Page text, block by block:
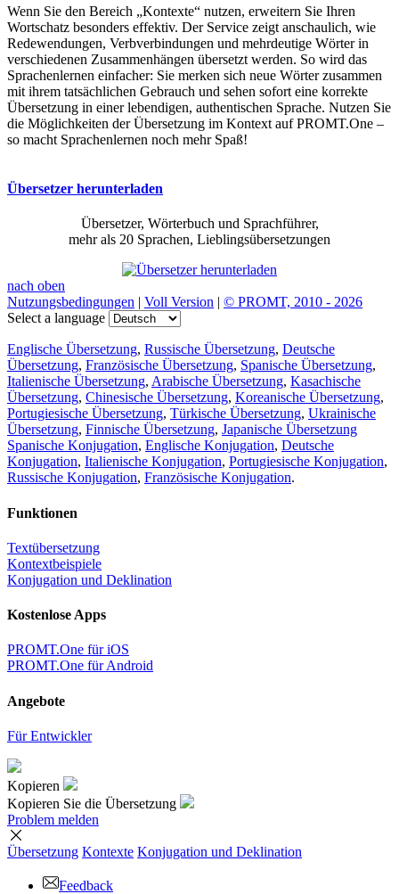
Wenn Sie den Bereich „Kontexte“ nutzen, erweitern Sie Ihren
Wortschatz besonders effektiv. Der Service zeigt anschaulich, wie
Redewendungen, Verbverbindungen und mehrdeutige Wörter in
verschiedenen Zusammenhängen übersetzt werden. So wird das
Sprachenlernen einfacher: Sie merken sich neue Wörter zusammen
mit ihrem tatsächlichen Gebrauch und sehen sofort eine korrekte
Übersetzung in einer lebendigen, authentischen Sprache. Nutzen Sie
die Möglichkeiten der Übersetzung im Kontext auf PROMT.One –
so macht Sprachenlernen noch mehr Spaß!
Übersetzer herunterladen
Übersetzer, Wörterbuch und Sprachführer,
mehr als 20 Sprachen, Lieblingsübersetzungen
nach oben
Nutzungsbedingungen | Voll Version | © PROMT, 2010 - 2026
Select a language
Englische Übersetzung, Russische Übersetzung, Deutsche
Übersetzung, Französische Übersetzung, Spanische Übersetzung,
Italienische Übersetzung, Arabische Übersetzung, Kasachische
Übersetzung, Chinesische Übersetzung, Koreanische Übersetzung,
Portugiesische Übersetzung, Türkische Übersetzung, Ukrainische
Übersetzung, Finnische Übersetzung, Japanische Übersetzung
Spanische Konjugation, Englische Konjugation, Deutsche
Konjugation, Italienische Konjugation, Portugiesische Konjugation,
Russische Konjugation, Französische Konjugation.
Funktionen
Textübersetzung
Kontextbeispiele
Konjugation und Deklination
Kostenlose Apps
PROMT.One für iOS
PROMT.One für Android
Angebote
Für Entwickler
Kopieren
Kopieren Sie die Übersetzung
Problem melden
Übersetzung Kontexte Konjugation und Deklination
Feedback